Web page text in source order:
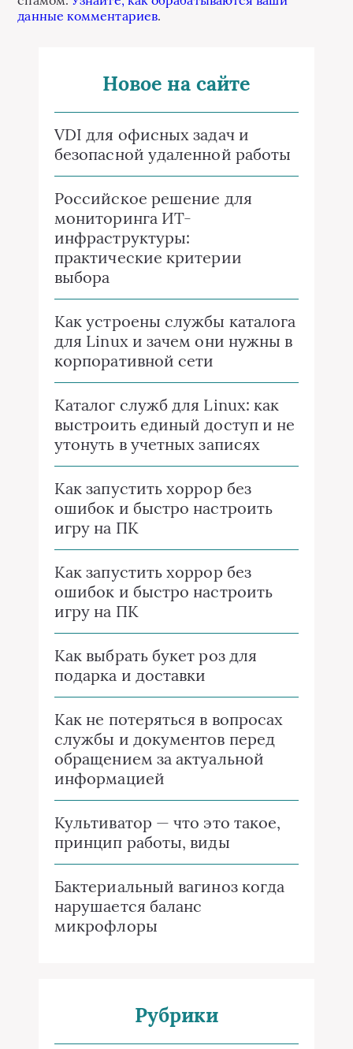
данные комментариев.
Новое на сайте
VDI для офисных задач и
безопасной удаленной работы
Российское решение для
мониторинга ИТ-
инфраструктуры:
практические критерии
выбора
Как устроены службы каталога
для Linux и зачем они нужны в
корпоративной сети
Каталог служб для Linux: как
выстроить единый доступ и не
утонуть в учетных записях
Как запустить хоррор без
ошибок и быстро настроить
игру на ПК
Как запустить хоррор без
ошибок и быстро настроить
игру на ПК
Как выбрать букет роз для
подарка и доставки
Как не потеряться в вопросах
службы и документов перед
обращением за актуальной
информацией
Культиватор — что это такое,
принцип работы, виды
Бактериальный вагиноз когда
нарушается баланс
микрофлоры
Рубрики